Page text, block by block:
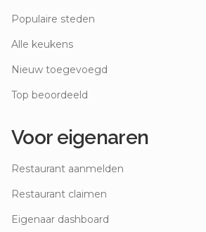
Populaire steden
Alle keukens
Nieuw toegevoegd
Top beoordeeld
Voor eigenaren
Restaurant aanmelden
Restaurant claimen
Eigenaar dashboard